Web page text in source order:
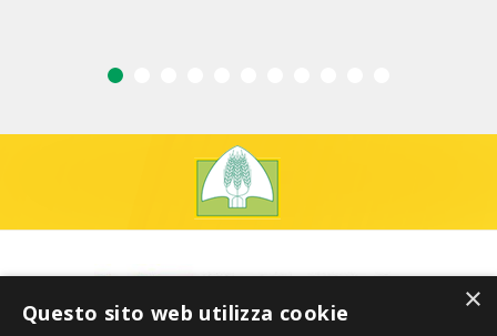
×
Questo sito web utilizza cookie